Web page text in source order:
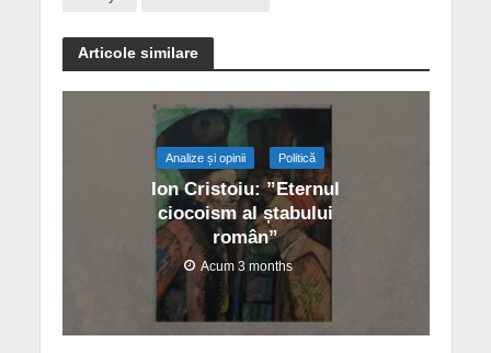
Articole similare
Analize și opinii Politică
Ion Cristoiu: ”Eternul
ciocoism al ștabului
român”
Acum 3 months